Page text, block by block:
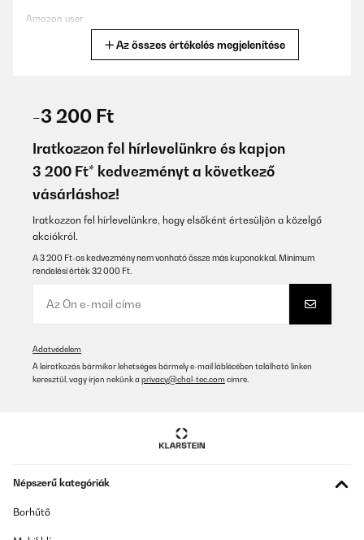
Amazon user
sauber, das Teil sieht gut aus und funktioniert wie's soll. Sogar die
großen 27cm Teller passen gut rein, bisher war immer alles top
sauber und als laut empfinde ich sie auch nicht. Klasse!
Amazon-Benutzer
Fordítsd le
ELLENŐRZÖTT ÉRTÉKELÉS
Macht was er sollUnkompliziert
Fordítsd le
anche i piatti grandi da portata
Utente Amazon
Az összes értékelés megjelenítése
-3 200 Ft
Iratkozzon fel hírlevelünkre és kapjon
3 200 Ft* kedvezményt a következő
vásárláshoz!
Iratkozzon fel hírlevelünkre, hogy elsőként értesüljön a közelgő
akciókról.
A 3 200 Ft-os kedvezmény nem vonható össze más kuponokkal. Minimum
rendelési érték 32 000 Ft.
Adatvédelem
A leiratkozás bármikor lehetséges bármely e-mail láblécében található linken
keresztül, vagy írjon nekünk a privacy@chal-tec.com címre.
Népszerű kategóriák
Borhűtő